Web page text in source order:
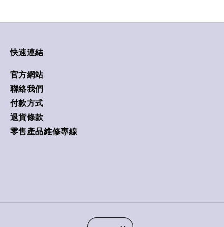
快速連結
官方網站
聯絡我們
付款方式
退貨條款
零售產品維修專線